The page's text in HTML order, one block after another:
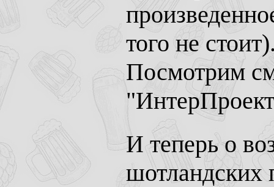
того не
Посмотрим
И теперь о
шотландских